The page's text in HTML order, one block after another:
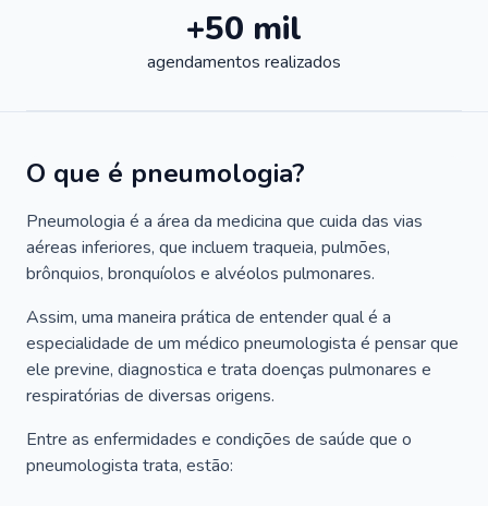
+50 mil
agendamentos realizados
O que é pneumologia?
Pneumologia é a área da medicina que cuida das vias
aéreas inferiores, que incluem traqueia, pulmões,
brônquios, bronquíolos e alvéolos pulmonares.
Assim, uma maneira prática de entender qual é a
especialidade de um médico pneumologista é pensar que
ele previne, diagnostica e trata doenças pulmonares e
respiratórias de diversas origens.
Entre as enfermidades e condições de saúde que o
pneumologista trata, estão: